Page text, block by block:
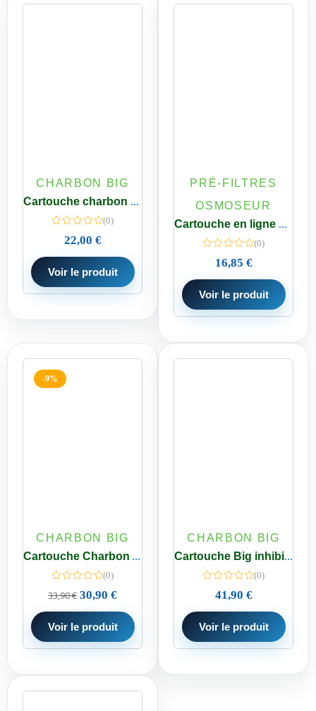
CHARBON BIG
Cartouche charbon actif 5µ type Big Blue 10 pouces
(0)
22,00 €
Voir le produit
PRÉ-FILTRES
OSMOSEUR
Cartouche en ligne vide rechargeable 10 pouces – Filtration personnalisée – 1/4 pouces
(0)
16,85 €
Voir le produit
-9%
CHARBON BIG
Cartouche Charbon Actif à Base Coco Big 20 pouces 115×507 mm
(0)
33,90€ 30,90 €
Voir le produit
CHARBON BIG
Cartouche Big inhibiteur de tartre polyphosphate + Charbon 20 pouces 115×507 mm
(0)
41,90 €
Voir le produit